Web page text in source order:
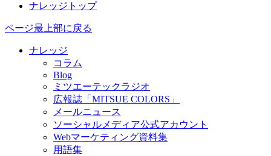
ナレッジトップ
ページ最上部に戻る
ナレッジ
コラム
Blog
ミツエーテックラジオ
広報誌「MITSUE COLORS」
メールニュース
ソーシャルメディア公式アカウント
Webマーケティング資料集
用語集